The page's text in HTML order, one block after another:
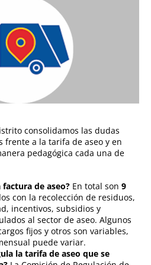
consolidamos las dudas
frente a la tarifa de aseo y en
pedagógica cada una de
factura de aseo? En total son 9
con la recolección de residuos,
incentivos, subsidios y
al sector de aseo. Algunos
fijos y otros son variables,
puede variar.
la tarifa de aseo que se